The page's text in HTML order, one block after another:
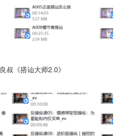
良叔《搭讪大师2.0》